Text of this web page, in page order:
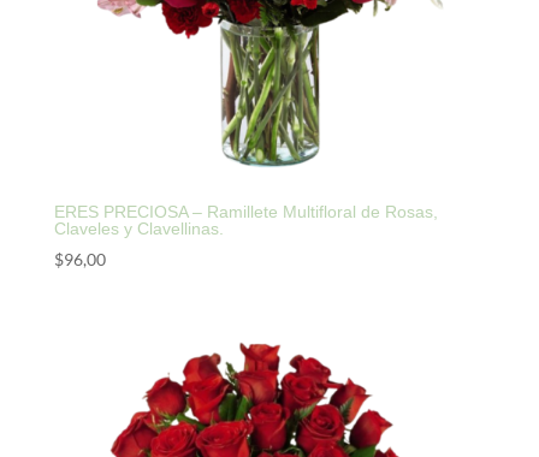
ERES PRECIOSA – Ramillete Multifloral de Rosas,
Claveles y Clavellinas.
$96,00